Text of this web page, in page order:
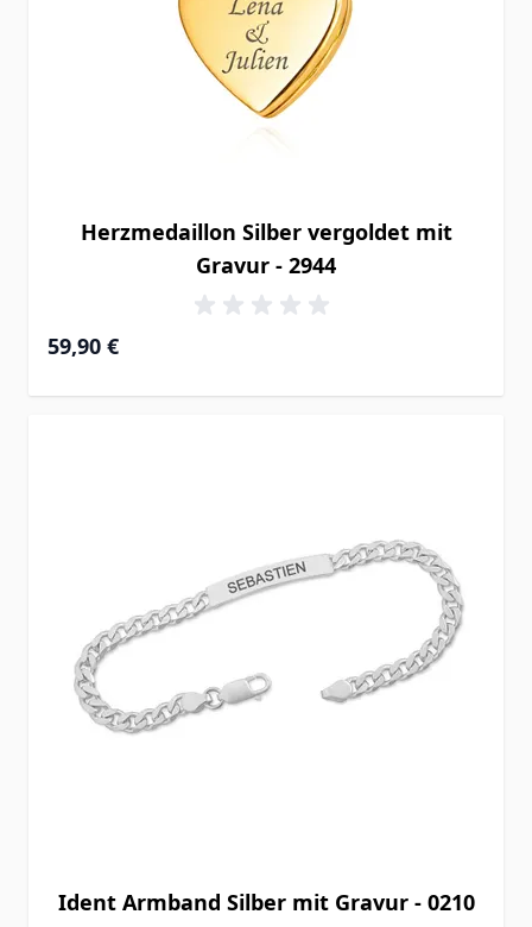
Herzmedaillon Silber vergoldet mit
Gravur - 2944
59,90 €
Ident Armband Silber mit Gravur - 0210